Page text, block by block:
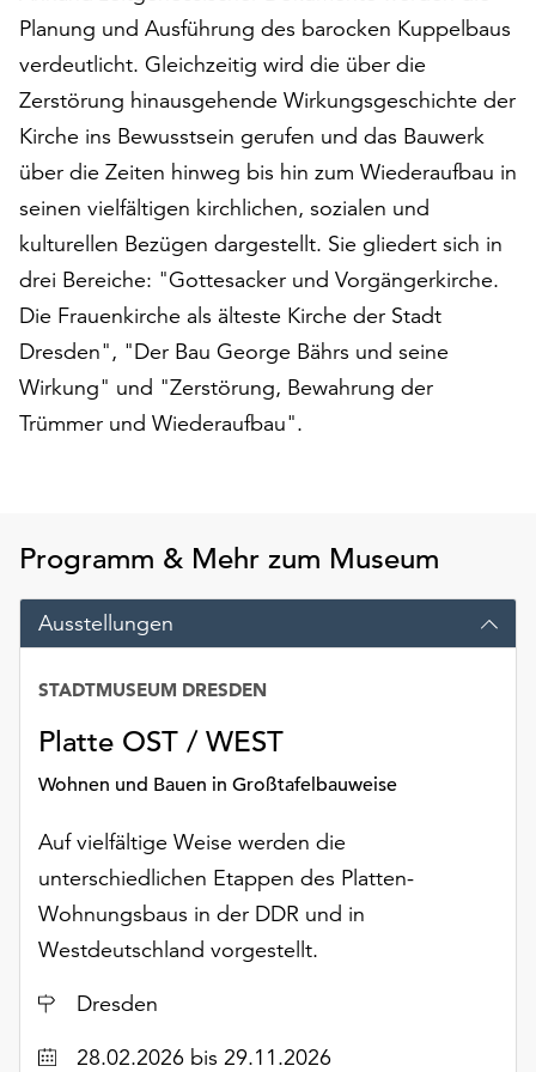
auf
„Alle
akzeptieren“,
um
alle
Cookies
akzeptieren.
Sie
können
Einverständnis
jederzeit
ändern
und
widerrufen.
am
Ende
der
Seite
die
Schaltfläche
Einstellungen“
Verfügung.
Cookies
werden
auch
Ihr
Einverständnis
weiterhin
ausgeführt.
Planung und Ausführung des barocken Kuppelbaus
verdeutlicht. Gleichzeitig wird die über die
Zerstörung hinausgehende Wirkungsgeschichte der
Kirche ins Bewusstsein gerufen und das Bauwerk
über die Zeiten hinweg bis hin zum Wiederaufbau in
seinen vielfältigen kirchlichen, sozialen und
kulturellen Bezügen dargestellt. Sie gliedert sich in
drei Bereiche: "Gottesacker und Vorgängerkirche.
Die Frauenkirche als älteste Kirche der Stadt
Dresden", "Der Bau George Bährs und seine
Wirkung" und "Zerstörung, Bewahrung der
Trümmer und Wiederaufbau".
Programm & Mehr zum Museum
Ausstellungen
Platte OST / WEST
Wohnen und Bauen in Großtafelbauweise
STADTMUSEUM DRESDEN
Auf vielfältige Weise werden die
unterschiedlichen Etappen des Platten-
Wohnungsbaus in der DDR und in
Westdeutschland vorgestellt.
Ort
Dresden
Datum28.02.2026 bis 29.11.2026